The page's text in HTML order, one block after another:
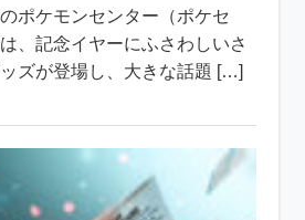
ポケモンセンター（ポケセ
、記念イヤーにふさわしいさ
ズが登場し、大きな話題 […]